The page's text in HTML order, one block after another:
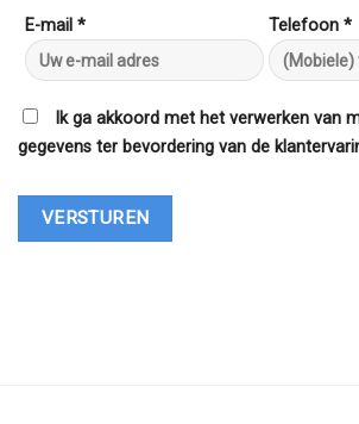
E-mail * Telefoon *
Ik ga akkoord met het verwerken van
gegevens ter bevordering van de